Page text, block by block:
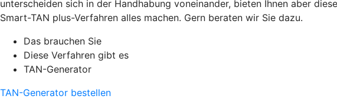
unterscheiden sich in der Handhabung voneinander, bieten Ihnen aber
Smart-TAN plus-Verfahren alles machen. Gern beraten wir Sie dazu.
Das brauchen Sie
Diese Verfahren gibt es
TAN-Generator
TAN-Generator bestellen